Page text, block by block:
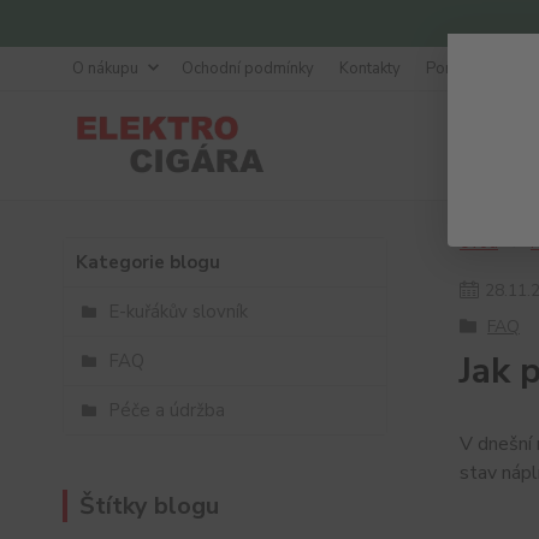
O nákupu Ochodní podmínky Kontakty Poradna
Kategorie blogu
Štítky blogu
Úvod
Jak
V dnešní
stav